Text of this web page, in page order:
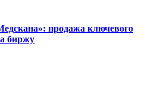
продажа ключевого
биржу